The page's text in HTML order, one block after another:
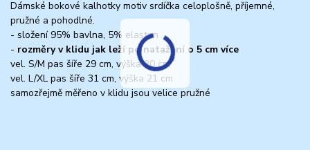
Dámské bokové kalhotky motiv srdíčka celoplošně, příjemné,
pružné a pohodlné.
- složení 95% bavlna, 5% elasten
- rozměry v klidu jak leží po natažení o 5 cm více
vel. S/M pas šíře 29 cm, výška 20 cm
vel. L/XL pas šíře 31 cm, výška 21 cm
samozřejmě měřeno v klidu jsou velice pružné